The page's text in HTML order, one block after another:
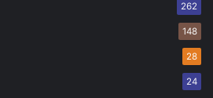
262
148
28
24